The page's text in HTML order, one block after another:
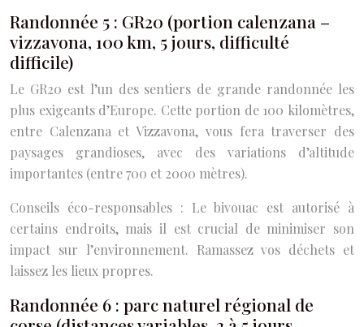
Randonnée 5 : GR20 (portion calenzana –
vizzavona, 100 km, 5 jours, difficulté
difficile)
Le GR20 est l’un des sentiers de grande randonnée les
plus exigeants d’Europe. Cette portion de 100 kilomètres,
entre Calenzana et Vizzavona, vous fera traverser des
paysages grandioses, avec des variations d’altitude
importantes (entre 700 et 2000 mètres).
Conseils éco-responsables : Le bivouac est autorisé à
certains endroits, mais il est crucial de minimiser son
impact sur l’environnement. Ramassez vos déchets et
laissez les lieux propres.
Randonnée 6 : parc naturel régional de